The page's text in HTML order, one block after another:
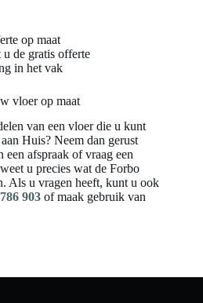
op maat
de gratis offerte
in het vak
vloer op maat
van een vloer die u kunt
Huis? Neem dan gerust
afspraak of vraag een
u precies wat de Forbo
Als u vragen heeft, kunt u ook
903 of maak gebruik van